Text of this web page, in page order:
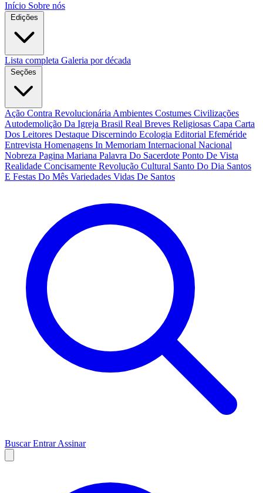
Início Sobre nós
Edições
Lista completa Galeria por década
Seções
Ação Contra Revolucionária Ambientes Costumes Civilizações
Autodemolição Da Igreja Brasil Real Breves Religiosas Capa Carta
Dos Leitores Destaque Discernindo Ecologia Editorial Efeméride
Entrevista Homenagens In Memoriam Internacional Nacional
Nobreza Pagina Mariana Palavra Do Sacerdote Ponto De Vista
Realidade Concisamente Revolução Cultural Santo Do Dia Santos
E Festas Do Mês Variedades Vidas De Santos
BuscarEntrarAssinar